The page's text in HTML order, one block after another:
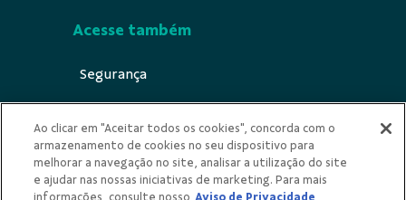
Acesse também
Segurança
Privacidade
Urna Ética
Ao clicar em "Aceitar todos os cookies", concorda com o
armazenamento de cookies no seu dispositivo para
melhorar a navegação no site, analisar a utilização do site
e ajudar nas nossas iniciativas de marketing. Para mais
informações, consulte nosso Aviso de Privacidade